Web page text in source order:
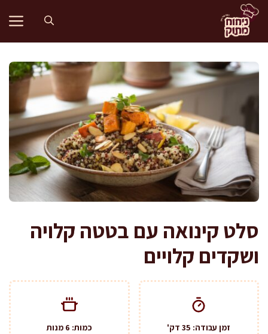
לדלג
לתוכן
סלט קינואה עם בטטה קלויה
ושקדים קלויים
זמן עבודה: 35 דק' כמות: 6 מנות